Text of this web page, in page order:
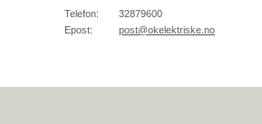
Telefon:
32879600
Epost:
post@okelektriske.no